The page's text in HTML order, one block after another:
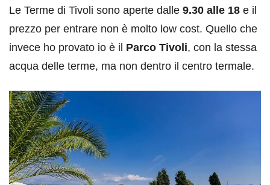
Le Terme di Tivoli sono aperte dalle 9.30 alle 18 e il
prezzo per entrare non è molto low cost. Quello che
invece ho provato io è il Parco Tivoli, con la stessa
acqua delle terme, ma non dentro il centro termale.